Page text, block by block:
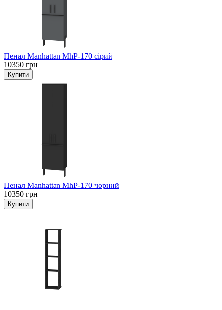
Пенал Manhattan MhP-170 сірий
10350 грн
Пенал Manhattan MhP-170 чорний
10350 грн